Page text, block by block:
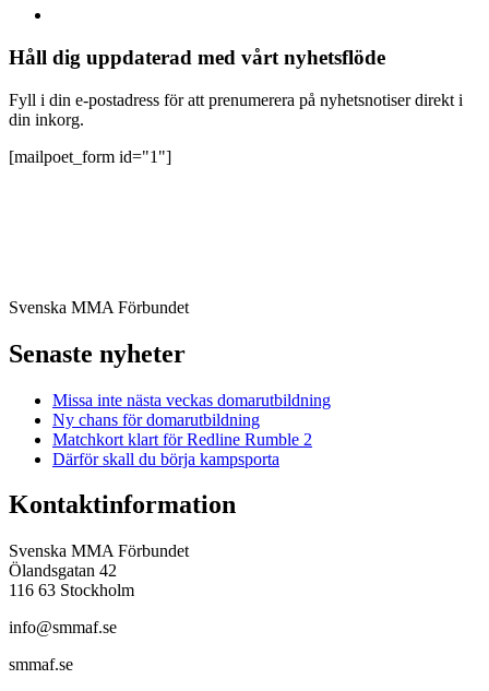
Håll dig uppdaterad med vårt nyhetsflöde
Fyll i din e-postadress för att prenumerera på nyhetsnotiser direkt i
din inkorg.
[mailpoet_form id="1"]
Svenska MMA Förbundet
Senaste nyheter
Missa inte nästa veckas domarutbildning
Ny chans för domarutbildning
Matchkort klart för Redline Rumble 2
Därför skall du börja kampsporta
Kontaktinformation
Svenska MMA Förbundet
Ölandsgatan 42
116 63 Stockholm
info@smmaf.se
smmaf.se